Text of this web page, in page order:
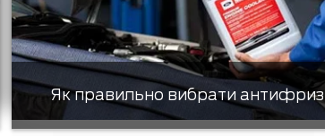
Як правильно вибрати антифриз